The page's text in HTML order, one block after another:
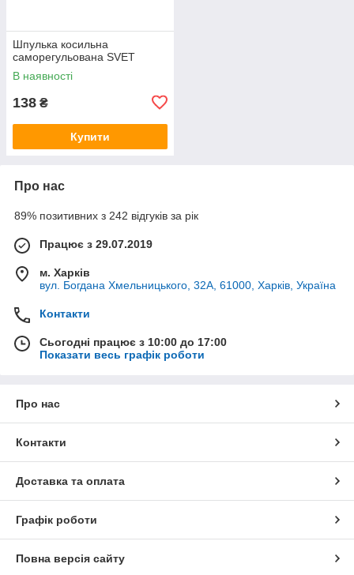
Шпулька косильна
саморегульована SVET
В наявності
138 ₴
Купити
Про нас
89% позитивних з 242 відгуків за рік
Працює з 29.07.2019
м. Харків
вул. Богдана Хмельницького, 32А, 61000, Харків, Україна
Контакти
Сьогодні працює з 10:00 до 17:00
Показати весь графік роботи
Про нас
Контакти
Доставка та оплата
Графік роботи
Повна версія сайту